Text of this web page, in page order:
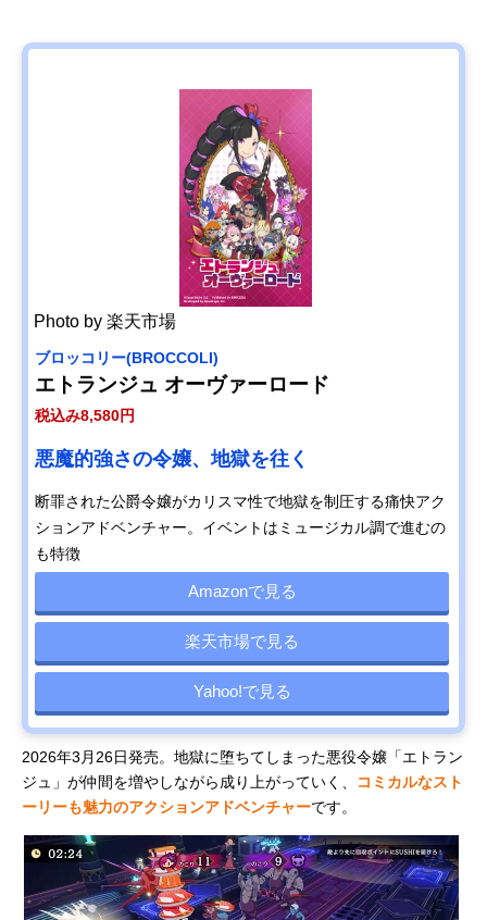
Photo by 楽天市場
ブロッコリー(BROCCOLI)
エトランジュ オーヴァーロード
税込み8,580円
悪魔的強さの令嬢、地獄を往く
断罪された公爵令嬢がカリスマ性で地獄を制圧する痛快アク
ションアドベンチャー。イベントはミュージカル調で進むの
も特徴
Amazonで見る
楽天市場で見る
Yahoo!で見る
2026年3月26日発売。地獄に堕ちてしまった悪役令嬢「エトラン
ジュ」が仲間を増やしながら成り上がっていく、
コミカルなスト
ーリーも魅力のアクションアドベンチャーです。